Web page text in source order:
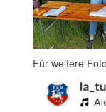
Für weitere